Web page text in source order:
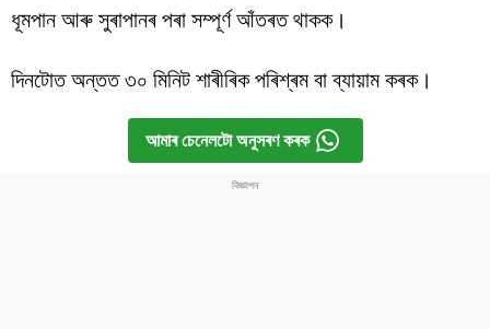
ধূমপান আৰু সুৰাপানৰ পৰা সম্পূৰ্ণ আঁতৰত থাকক।
দিনটোত অন্তত ৩০ মিনিট শাৰীৰিক পৰিশ্ৰম বা ব্যায়াম কৰক।
আমাৰ চেনেলটো অনুসৰণ কৰক